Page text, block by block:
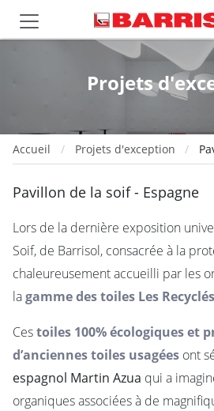
Projets
Accueil Projets d'exception
Pavillon de la soif - Espagne
Lors de la dernière exposition
Soif, de Barrisol, consacrée à la
chaleureusement accueilli par les
lagamme des toiles Les
Cestoiles 100% écologiques et
d’anciennes toiles usagées ont
espagnol Martin Azua qui a
organiques associées à de